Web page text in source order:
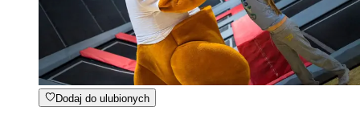
Dodaj do ulubionych